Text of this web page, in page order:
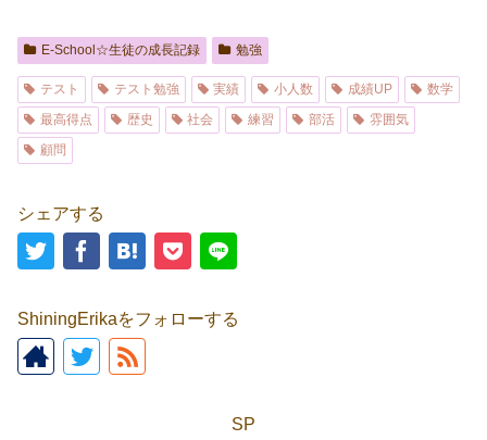
E-School☆生徒の成長記録 勉強
テスト テスト勉強 実績 小人数 成績UP
数学
最高得点
歴史 社会 練習 部活
雰囲気
顧問
シェアする
ShiningErikaをフォローする
SP